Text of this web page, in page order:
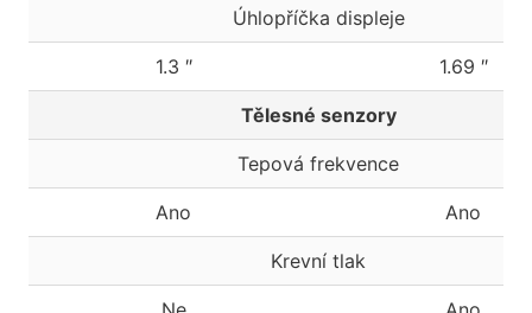
Úhlopříčka displeje
1.3 ″ 1.69 ″
Tělesné senzory
Tepová frekvence
Ano Ano
Krevní tlak